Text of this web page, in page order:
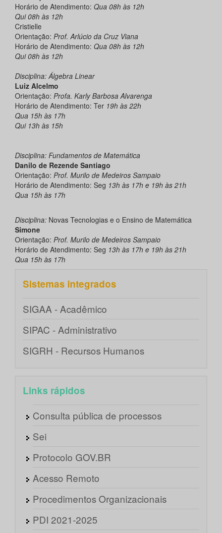
Horário de Atendimento: Qua 08h às 12h
Qui 08h às 12h
Cristielle
Orientação: Prof. Arlúcio da Cruz Viana
Horário de Atendimento: Qua 08h às 12h
Qui 08h às 12h
Disciplina:Álgebra Linear
Luiz Alcelmo
Orientação: Profa. Karly Barbosa Alvarenga
Horário de Atendimento: Ter 19h às 22h
Qua 15h às 17h
Qui 13h às 15h
Disciplina: Fundamentos de Matemática
Danilo de Rezende Santiago
Orientação: Prof. Murilo de Medeiros Sampaio
Horário de Atendimento: Seg 13h às 17h e 19h às 21h
Qua 15h às 17h
Disciplina: Novas Tecnologias e o Ensino de Matemática
Simone
Orientação: Prof. Murilo de Medeiros Sampaio
Horário de Atendimento: Seg 13h às 17h e 19h às 21h
Qua 15h às 17h
Sistemas integrados
SIGAA - Acadêmico
SIPAC - Administrativo
SIGRH - Recursos Humanos
Links rápidos
Consulta pública de processos
Sei
Protocolo GOV.BR
Acesso Remoto
Procedimentos Organizacionais
PDI 2021-2025